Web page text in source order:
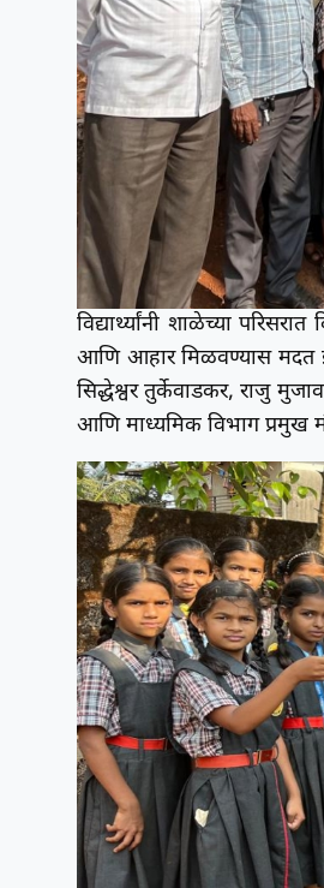
विद्यार्थ्यांनी शाळेच्या
आणि आहार मिळवण्यास मदत
सिद्धेश्वर तुर्केवाडकर, राजु
आणि माध्यमिक विभाग प्रमुख